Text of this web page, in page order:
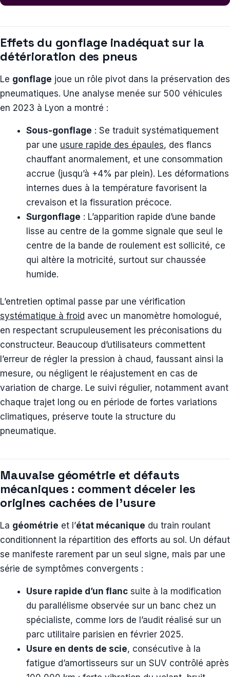
Effets du gonflage inadéquat sur la
détérioration des pneus
Le gonflage joue un rôle pivot dans la préservation des
pneumatiques. Une analyse menée sur 500 véhicules
en 2023 à Lyon a montré :
Sous-gonflage : Se traduit systématiquement
par une usure rapide des épaules, des flancs
chauffant anormalement, et une consommation
accrue (jusqu’à +4% par plein). Les déformations
internes dues à la température favorisent la
crevaison et la fissuration précoce.
Surgonflage : L’apparition rapide d’une bande
lisse au centre de la gomme signale que seul le
centre de la bande de roulement est sollicité, ce
qui altère la motricité, surtout sur chaussée
humide.
L’entretien optimal passe par une vérification
systématique à froid avec un manomètre homologué,
en respectant scrupuleusement les préconisations du
constructeur. Beaucoup d’utilisateurs commettent
l’erreur de régler la pression à chaud, faussant ainsi la
mesure, ou négligent le réajustement en cas de
variation de charge. Le suivi régulier, notamment avant
chaque trajet long ou en période de fortes variations
climatiques, préserve toute la structure du
pneumatique.
Mauvaise géométrie et défauts
mécaniques : comment déceler les
origines cachées de l’usure
La géométrie et l’état mécanique du train roulant
conditionnent la répartition des efforts au sol. Un défaut
se manifeste rarement par un seul signe, mais par une
série de symptômes convergents :
Usure rapide d’un flanc suite à la modification
du parallélisme observée sur un banc chez un
spécialiste, comme lors de l’audit réalisé sur un
parc utilitaire parisien en février 2025.
Usure en dents de scie, consécutive à la
fatigue d’amortisseurs sur un SUV contrôlé après